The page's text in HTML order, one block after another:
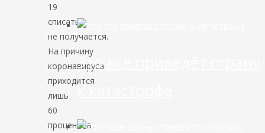
19
списать
не получается.
На причину
коронавируса
приходится
лишь
60
процентов,
Это всё приведёт страну
к катастрофе